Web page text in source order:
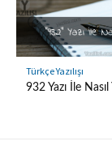
Türkçe Yazılışı
932 Yazı İle Nasıl